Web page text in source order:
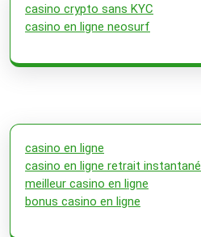
casino crypto sans KYC
casino en ligne neosurf
casino en ligne
casino en ligne retrait instantané
meilleur casino en ligne
bonus casino en ligne